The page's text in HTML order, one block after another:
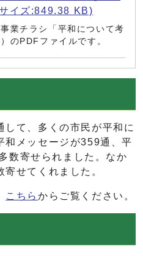
イズ:849.38 KB)
業チラシ「平和について考
のPDFファイルです。
て、多くの市民が平和に
和メッセージが359通、平
数寄せられました。なか
せてくれました。
こちらからご覧ください。